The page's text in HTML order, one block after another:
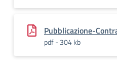
Pubblicazione-
pdf - 304 kb